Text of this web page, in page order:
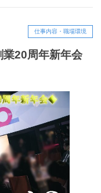
仕事内容・職場環境
業20周年新年会